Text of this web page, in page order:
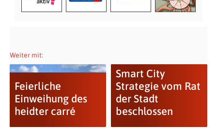
Weiter mit:
Feierliche
Einweihung des
heidter carré
Smart City
Strategie vom Rat
der Stadt
beschlossen